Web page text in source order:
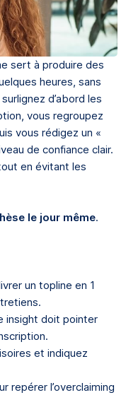
sert à produire des
heures, sans
d’abord les
vous regroupez
vous rédigez un «
de confiance clair.
en évitant les
le jour même.
un topline en 1
insight doit pointer
et indiquez
repérer l’overclaiming